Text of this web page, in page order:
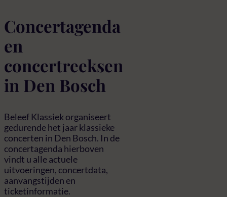
Concertagenda
en
concertreeksen
in Den Bosch
Beleef Klassiek organiseert
gedurende het jaar klassieke
concerten in Den Bosch. In de
concertagenda hierboven
vindt u alle actuele
uitvoeringen, concertdata,
aanvangstijden en
ticketinformatie.